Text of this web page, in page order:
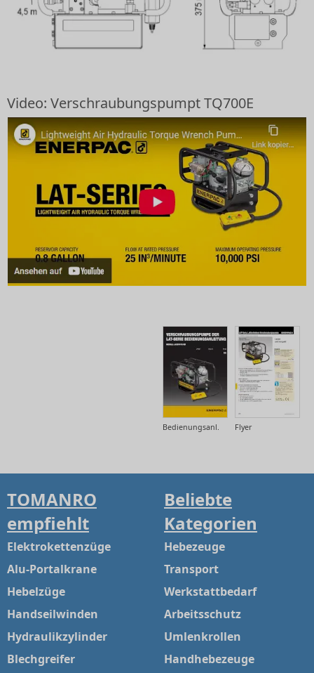
Video: Verschraubungspumpt TQ700E
Flyer
Bedienungsanl.
TOMANRO
empfiehlt
Elektrokettenzüge
Alu-Portalkrane
Hebelzüge
Handseilwinden
Hydraulikzylinder
Blechgreifer
Beliebte
Kategorien
Hebezeuge
Transport
Werkstattbedarf
Arbeitsschutz
Umlenkrollen
Handhebezeuge